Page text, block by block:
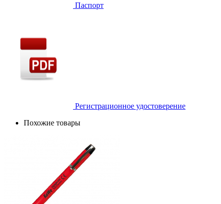
Паспорт
Регистрационное удостоверение
Похожие товары